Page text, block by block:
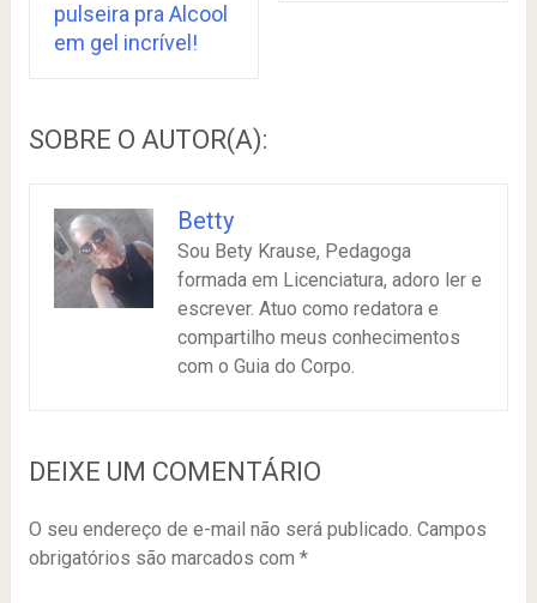
pulseira pra Alcool
em gel incrível!
SOBRE O AUTOR(A):
Betty
Sou Bety Krause, Pedagoga
formada em Licenciatura, adoro ler e
escrever. Atuo como redatora e
compartilho meus conhecimentos
com o Guia do Corpo.
DEIXE UM COMENTÁRIO
O seu endereço de e-mail não será publicado. Campos
obrigatórios são marcados com *